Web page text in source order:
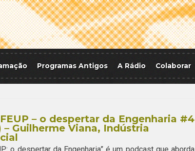
Programas Antigos A Rádio Colaborar
– o despertar da Engenharia #4
– Guilherme Viana, Indústria